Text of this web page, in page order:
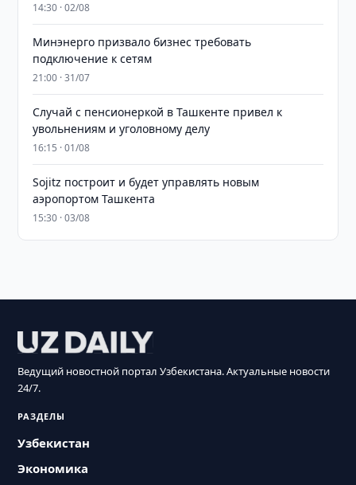
14:30 · 02/08
Минэнерго призвало бизнес требовать
подключение к сетям
21:00 · 31/07
Случай с пенсионеркой в Ташкенте привел к
увольнениям и уголовному делу
16:15 · 01/08
Sojitz построит и будет управлять новым
аэропортом Ташкента
15:30 · 03/08
Ведущий новостной портал Узбекистана. Актуальные новости
24/7.
РАЗДЕЛЫ
Узбекистан
Экономика